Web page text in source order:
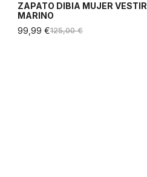
ZAPATO DIBIA MUJER VESTIR
MARINO
99,99 €125,00 €